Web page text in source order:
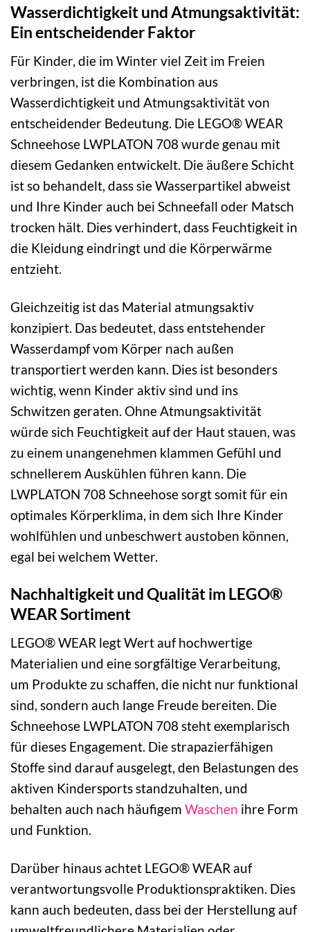
Wasserdichtigkeit und Atmungsaktivität:
Ein entscheidender Faktor
Für Kinder, die im Winter viel Zeit im Freien
verbringen, ist die Kombination aus
Wasserdichtigkeit und Atmungsaktivität von
entscheidender Bedeutung. Die LEGO® WEAR
Schneehose LWPLATON 708 wurde genau mit
diesem Gedanken entwickelt. Die äußere Schicht
ist so behandelt, dass sie Wasserpartikel abweist
und Ihre Kinder auch bei Schneefall oder Matsch
trocken hält. Dies verhindert, dass Feuchtigkeit in
die Kleidung eindringt und die Körperwärme
entzieht.
Gleichzeitig ist das Material atmungsaktiv
konzipiert. Das bedeutet, dass entstehender
Wasserdampf vom Körper nach außen
transportiert werden kann. Dies ist besonders
wichtig, wenn Kinder aktiv sind und ins
Schwitzen geraten. Ohne Atmungsaktivität
würde sich Feuchtigkeit auf der Haut stauen, was
zu einem unangenehmen klammen Gefühl und
schnellerem Auskühlen führen kann. Die
LWPLATON 708 Schneehose sorgt somit für ein
optimales Körperklima, in dem sich Ihre Kinder
wohlfühlen und unbeschwert austoben können,
egal bei welchem Wetter.
Nachhaltigkeit und Qualität im LEGO®
WEAR Sortiment
LEGO® WEAR legt Wert auf hochwertige
Materialien und eine sorgfältige Verarbeitung,
um Produkte zu schaffen, die nicht nur funktional
sind, sondern auch lange Freude bereiten. Die
Schneehose LWPLATON 708 steht exemplarisch
für dieses Engagement. Die strapazierfähigen
Stoffe sind darauf ausgelegt, den Belastungen des
aktiven Kindersports standzuhalten, und
behalten auch nach häufigem Waschen ihre Form
und Funktion.
Darüber hinaus achtet LEGO® WEAR auf
verantwortungsvolle Produktionspraktiken. Dies
kann auch bedeuten, dass bei der Herstellung auf